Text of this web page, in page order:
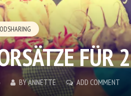
FÜR
BYANNETTE ADD COMMENT